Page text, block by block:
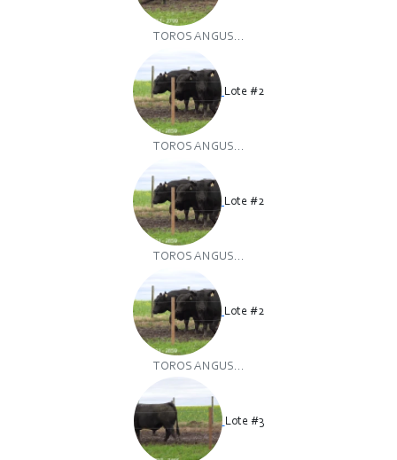
TOROS ANGUS...
Lote #2
TOROS ANGUS...
Lote #2
TOROS ANGUS...
Lote #2
TOROS ANGUS...
Lote #3